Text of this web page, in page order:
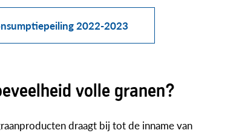
2022-2023
volle granen?
draagt bij tot de inname van